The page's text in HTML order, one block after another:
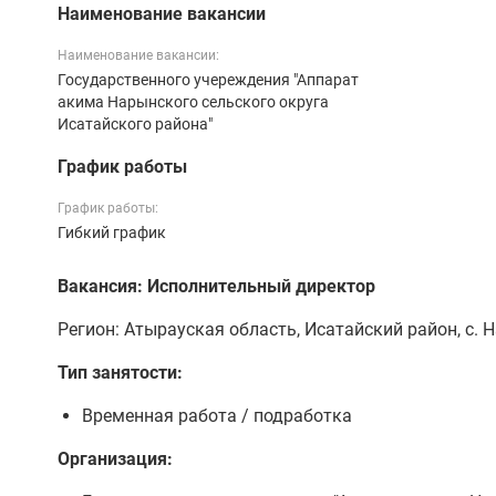
Наименование вакансии
Наименование вакансии:
Государственного учереждения "Аппарат
акима Нарынского сельского округа
Исатайского района"
График работы
График работы:
Гибкий график
Вакансия: Исполнительный директор
Регион: Атырауская область, Исатайский район, с.
Тип занятости:
Временная работа / подработка
Организация: